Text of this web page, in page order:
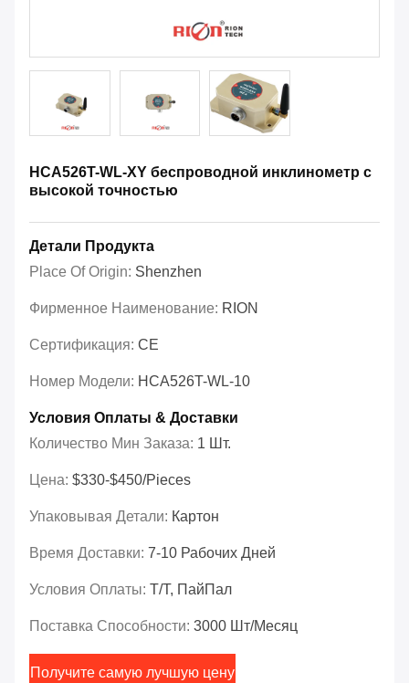
HCA526T-WL-XY беспроводной инклинометр с
высокой точностью
Детали Продукта
Place Of Origin: Shenzhen
Фирменное Наименование: RION
Сертификация: CE
Номер Модели: HCA526T-WL-10
Условия Оплаты & Доставки
Количество Мин Заказа: 1 Шт.
Цена: $330-$450/Pieces
Упаковывая Детали: Картон
Время Доставки: 7-10 Рабочих Дней
Условия Оплаты: Т/Т, ПайПал
Поставка Способности: 3000 Шт/месяц
Получите самую лучшую цену